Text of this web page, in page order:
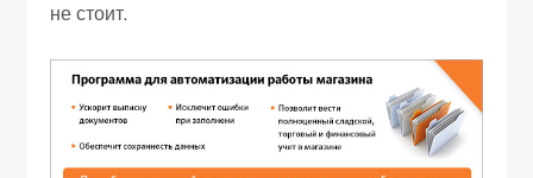
не стоит.